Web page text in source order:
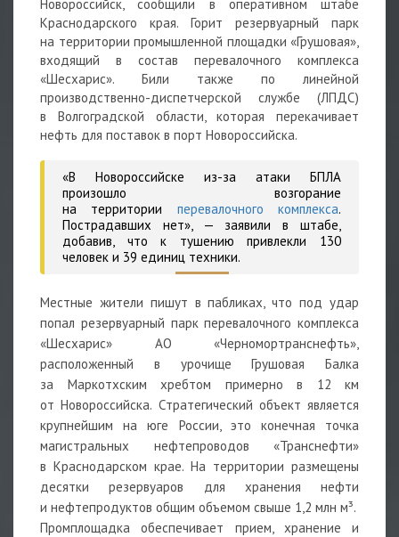
Новороссийск, сообщили в оперативном штабе
Краснодарского края. Горит резервуарный парк
на территории промышленной площадки «Грушовая»,
входящий в состав перевалочного комплекса
«Шесхарис». Били также по линейной
производственно-диспетчерской службе (ЛПДС)
в Волгоградской области, которая перекачивает
нефть для поставок в порт Новороссийска.
«В Новороссийске из-за атаки БПЛА
произошло возгорание
на территории
перевалочного комплекса.
Пострадавших нет», — заявили в штабе,
добавив, что к тушению привлекли 130
человек и 39 единиц техники.
Местные жители пишут в пабликах, что под удар
попал резервуарный парк перевалочного комплекса
«Шесхарис» АО «Черномортранснефть»,
расположенный в урочище Грушовая Балка
за Маркотхским хребтом примерно в 12 км
от Новороссийска. Стратегический объект является
крупнейшим на юге России, это конечная точка
магистральных нефтепроводов «Транснефти»
в Краснодарском крае. На территории размещены
десятки резервуаров для хранения нефти
и нефтепродуктов общим объемом свыше 1,2 млн м³.
Промплощадка обеспечивает прием, хранение и